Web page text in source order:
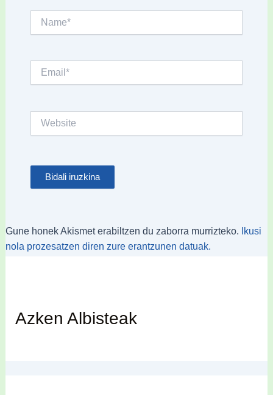
Email*
Gune honek Akismet erabiltzen du zaborra murrizteko.
Ikusi
nola prozesatzen diren zure erantzunen datuak.
Azken Albisteak